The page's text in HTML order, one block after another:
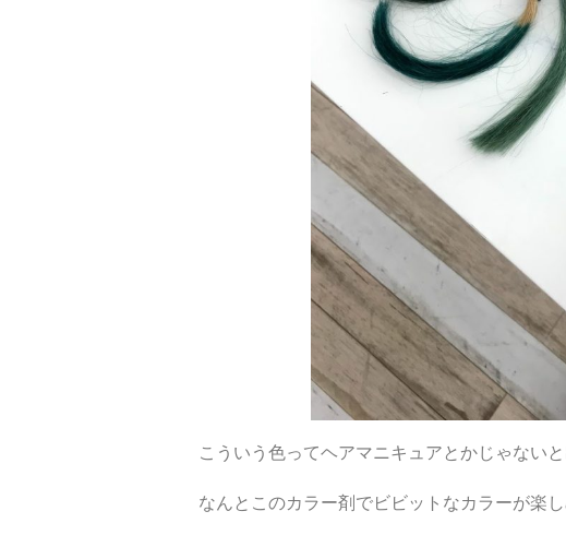
こういう色ってヘアマニキュアとかじゃない
なんとこのカラー剤でビビットなカラーが楽し